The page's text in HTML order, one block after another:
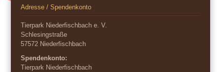
Adresse / Spendenkonto
Tierpark Niederfischbach e. V.
Schlesingstraße
57572 Niederfischbach
Spendenkonto:
Tierpark Niederfischbach